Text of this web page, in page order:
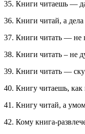
35. Книги читаешь —
36. Книги читай, а
37. Книги читать — не
38. Книги читать – не
39. Книги читать —
40. Книгу читаешь, как
41. Книгу читай, а
42. Кому книга-